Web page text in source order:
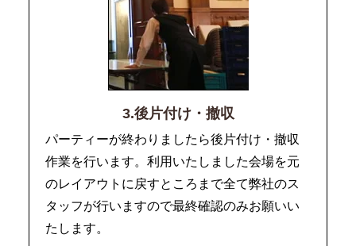
3.後片付け・撤収
パーティーが終わりましたら後片付け・撤収
作業を行います。利用いたしました会場を元
のレイアウトに戻すところまで全て弊社のス
タッフが行いますので最終確認のみお願いい
たします。